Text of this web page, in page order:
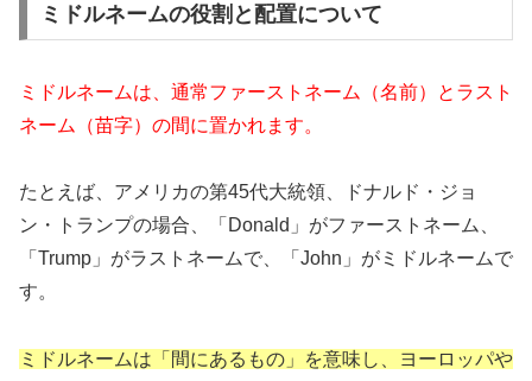
ミドルネームの役割と配置について
ミドルネームは、通常ファーストネーム（名前）とラスト
ネーム（苗字）の間に置かれます。
たとえば、アメリカの第45代大統領、ドナルド・ジョ
ン・トランプの場合、「Donald」がファーストネーム、
「Trump」がラストネームで、「John」がミドルネームで
す。
ミドルネームは「間にあるもの」を意味し、ヨーロッパや